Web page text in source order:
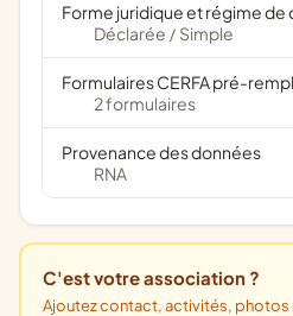
Forme juridique et régime de
Déclarée / Simple
Formulaires CERFA pré-
2 formulaires
Provenance des données
RNA
C'est votre association ?
Ajoutez contact, activités, photos et annonces. Gratuit, en 5